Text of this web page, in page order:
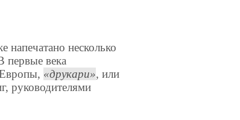
напечатано несколько
первые века
Европы,
друкари , или
руководителями